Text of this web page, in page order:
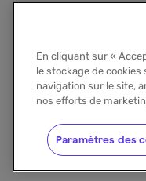
En cliquant sur «
le stockage de
navigation sur le site,
nos efforts de
Paramètres des